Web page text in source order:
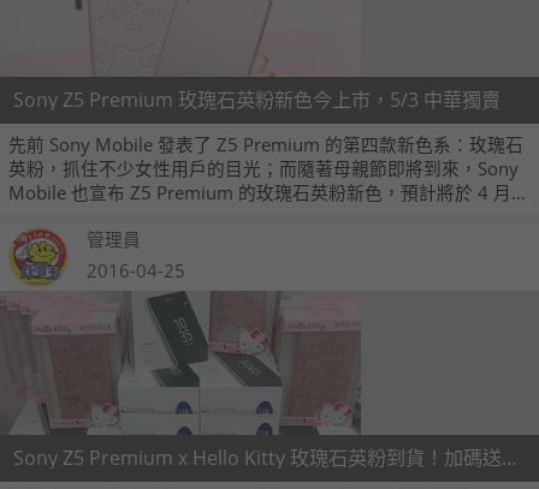
Sony Z5 Premium 玫瑰石英粉新色今上市，5/3 中華獨賣
先前 Sony Mobile 發表了 Z5 Premium 的第四款新色系：玫瑰石
英粉，抓住不少女性用戶的目光；而隨著母親節即將到來，Sony
Mobile 也宣布 Z5 Premium 的玫瑰石英粉新色，預計將於 4 月
24h 購物、momo 購物網等通路上市，單機建議售價 20,900
元；並將於 5 月 3 日起在中華電信門市獨賣。
管理員
2016-04-25
Sony Z5 Premium x Hello Kitty 玫瑰石英粉到貨！加碼送你看電影